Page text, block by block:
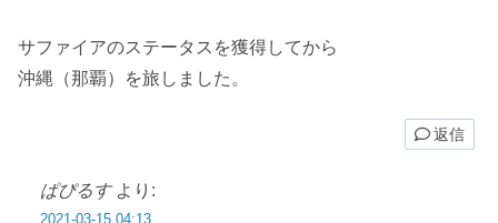
サファイアのステータスを獲得してから
沖縄（那覇）を旅しました。
返信
ぱぴるす より:
2021-03-15 04:13